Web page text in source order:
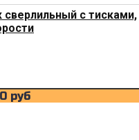
сверлильный с тисками,
руб